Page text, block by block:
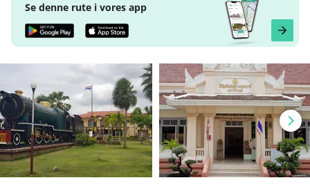
Se denne rute i vores app